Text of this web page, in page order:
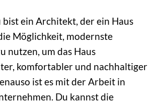
bist ein Architekt, der ein Haus
Möglichkeit, modernste
nutzen, um das Haus
komfortabler und nachhaltiger
ist es mit der Arbeit in
Du kannst die